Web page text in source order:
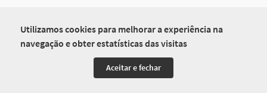
Utilizamos cookies para melhorar a experiência na
navegação e obter estatísticas das visitas
Aceitar e fechar